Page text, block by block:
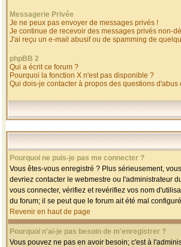
Messagerie Privée
Je ne peux pas envoyer de messages privés !
Je continue de recevoir des messages privés non-
J'ai reçu un e-mail abusif ou de spamming de
phpBB 2
Qui a écrit ce forum ?
Pourquoi la fonction X n'est pas disponible ?
Qui dois-je contacter à propos des questions
Pourquoi ne puis-je pas me connecter ?
Vous êtes-vous enregistré ? Plus sérieusement,
devriez contacter le webmestre ou l'administrateur
vous connecter, vérifiez et revérifiez vos nom
du forum; il se peut que le forum ait été mal
Revenir en haut de page
Pourquoi n'ai-je pas besoin de m'enregistrer ?
Vous pouvez ne pas en avoir besoin; c'est à